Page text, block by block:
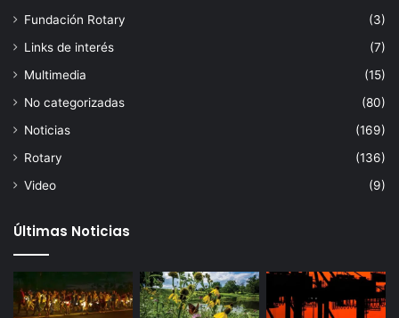
Fundación Rotary
(3)
Links de interés
(7)
Multimedia
(15)
No categorizadas
(80)
Noticias
(169)
Rotary
(136)
Video
(9)
Últimas Noticias